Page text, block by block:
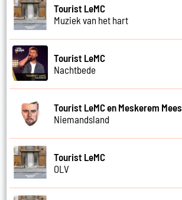
Tourist LeMC
Muziek van het hart
Tourist LeMC
Nachtbede
Tourist LeMC en Meskerem Mees
Niemandsland
Tourist LeMC
OLV